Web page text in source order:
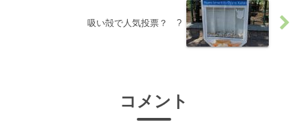
吸い殻で人気投票？ ?
コメント